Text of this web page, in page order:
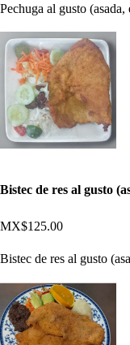
Pechuga al gusto
Bistec de res al gusto
MX$125.00
Bistec de res al gusto